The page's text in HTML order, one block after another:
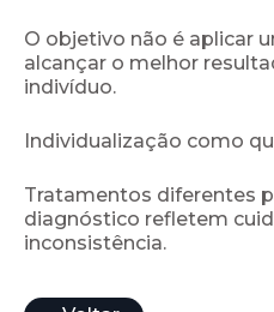
O objetivo não é aplicar
alcançar o melhor
indivíduo.
Individualização como
Tratamentos diferentes
diagnóstico refletem
inconsistência.